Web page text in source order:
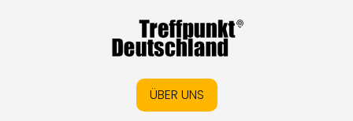
ÜBER UNS